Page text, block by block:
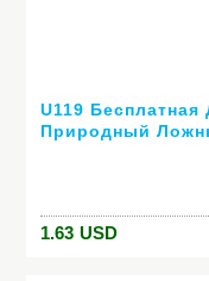
U119
Природный
1.63 USD